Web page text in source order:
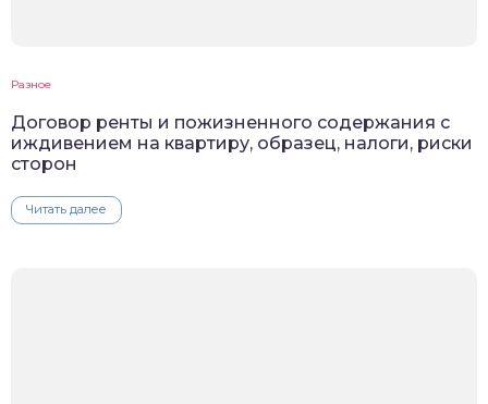
Разное
Договор ренты и пожизненного содержания с
иждивением на квартиру, образец, налоги, риски
сторон
Читать далее